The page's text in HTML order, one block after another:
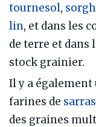
tournesol,
lin, et dans les
de terre et dans
stock grainier.
Il y a
farines de
des graines